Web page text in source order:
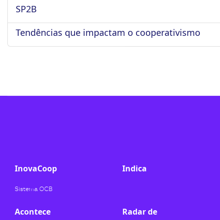
SP2B
Tendências que impactam o cooperativismo
InovaCoop
Sistema OCB
Acontece
Indica
Radar de